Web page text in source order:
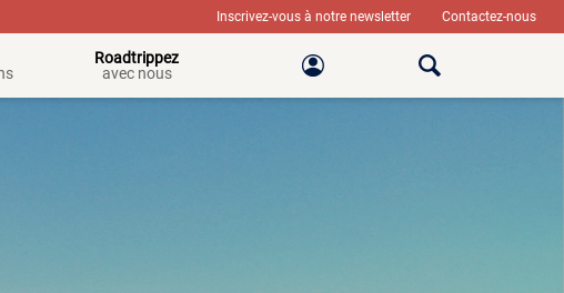
Inscrivez-vous à notre newsletter Contactez-nous
Roadtrippez
avec nous